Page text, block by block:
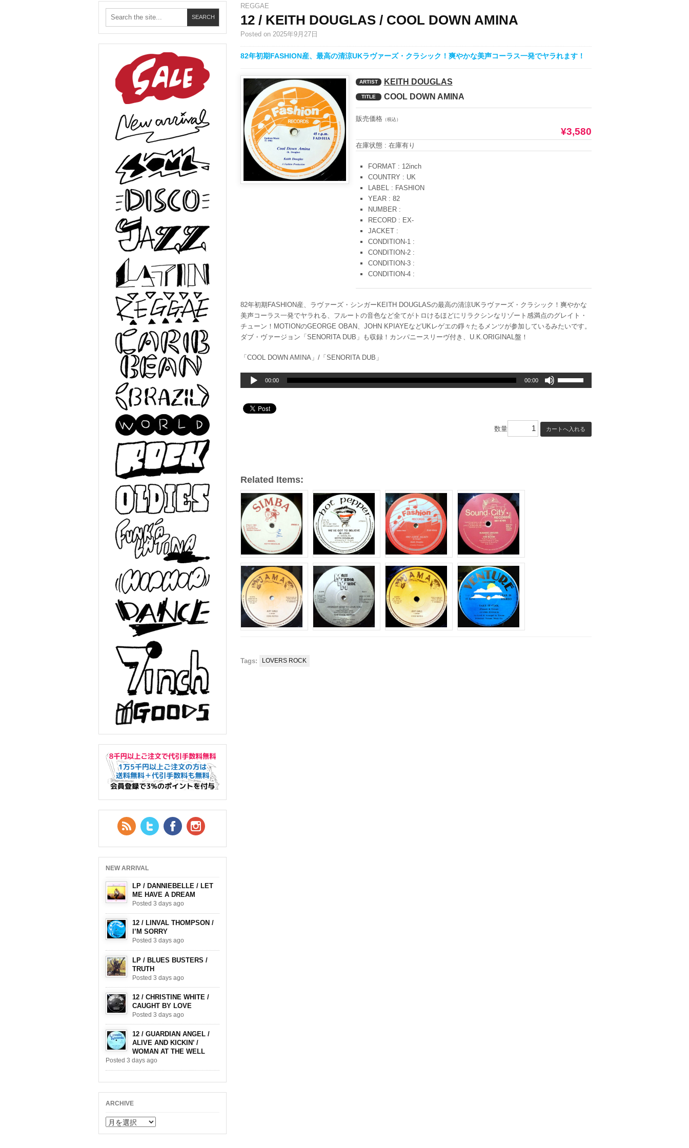
REGGAE
12 / KEITH DOUGLAS / COOL DOWN AMINA
Posted on 2025年9月27日
82年初期FASHION産、最高の清涼UKラヴァーズ・クラシック！爽やかな美声コーラス一発でヤラれます！
ARTIST KEITH DOUGLAS
TITLE COOL DOWN AMINA
販売価格（税込）
¥3,580
在庫状態 : 在庫有り
FORMAT : 12inch
COUNTRY : UK
LABEL : FASHION
YEAR : 82
NUMBER :
RECORD : EX-
JACKET :
CONDITION-1 :
CONDITION-2 :
CONDITION-3 :
CONDITION-4 :
82年初期FASHION産、ラヴァーズ・シンガーKEITH DOUGLASの最高の清涼UKラヴァーズ・クラシック！爽やかな
美声コーラス一発でヤラれる、フルートの音色など全てがトロけるほどにリラクシンなリゾート感満点のグレイト・
チューン！MOTIONのGEORGE OBAN、JOHN KPIAYEなどUKレゲエの錚々たるメンツが参加しているみたいです。
ダブ・ヴァージョン「SENORITA DUB」も収録！カンパニースリーヴ付き、U.K.ORIGINAL盤！
「COOL DOWN AMINA」/「SENORITA DUB」
声
レ
00:00 00:00
ボ
リ
ム
調
数量
Related Items:
Tags: LOVERS ROCK
RSS FeedTwitter Facebook
NEW ARRIVAL
LP / DANNIEBELLE / LET
ME HAVE A DREAM
Posted 3 days ago
12 / LINVAL THOMPSON /
I’M SORRY
Posted 3 days ago
LP / BLUES BUSTERS /
TRUTH
Posted 3 days ago
12 / CHRISTINE WHITE /
CAUGHT BY LOVE
Posted 3 days ago
12 / GUARDIAN ANGEL /
ALIVE AND KICKIN’ /
WOMAN AT THE WELL
Posted 3 days ago
ARCHIVE
ARCHIVE